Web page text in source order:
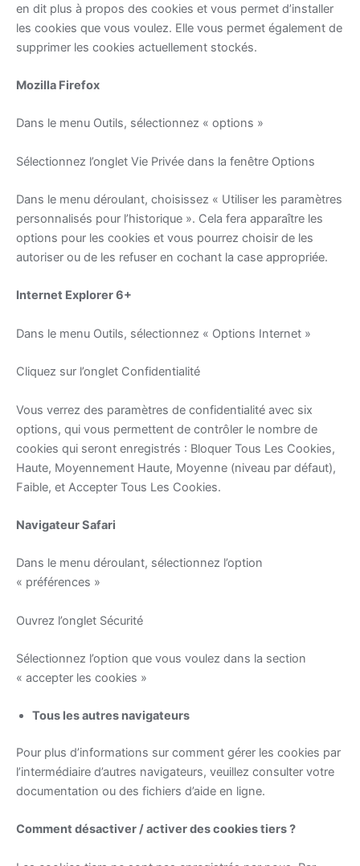
en dit plus à propos des cookies et vous permet d’installer
les cookies que vous voulez. Elle vous permet également de
supprimer les cookies actuellement stockés.
Mozilla Firefox
Dans le menu Outils, sélectionnez « options »
Sélectionnez l’onglet Vie Privée dans la fenêtre Options
Dans le menu déroulant, choisissez « Utiliser les paramètres
personnalisés pour l’historique ». Cela fera apparaître les
options pour les cookies et vous pourrez choisir de les
autoriser ou de les refuser en cochant la case appropriée.
Internet Explorer 6+
Dans le menu Outils, sélectionnez « Options Internet »
Cliquez sur l’onglet Confidentialité
Vous verrez des paramètres de confidentialité avec six
options, qui vous permettent de contrôler le nombre de
cookies qui seront enregistrés : Bloquer Tous Les Cookies,
Haute, Moyennement Haute, Moyenne (niveau par défaut),
Faible, et Accepter Tous Les Cookies.
Navigateur Safari
Dans le menu déroulant, sélectionnez l’option
« préférences »
Ouvrez l’onglet Sécurité
Sélectionnez l’option que vous voulez dans la section
« accepter les cookies »
Tous les autres navigateurs
Pour plus d’informations sur comment gérer les cookies par
l’intermédiaire d’autres navigateurs, veuillez consulter votre
documentation ou des fichiers d’aide en ligne.
Comment désactiver / activer des cookies tiers ?